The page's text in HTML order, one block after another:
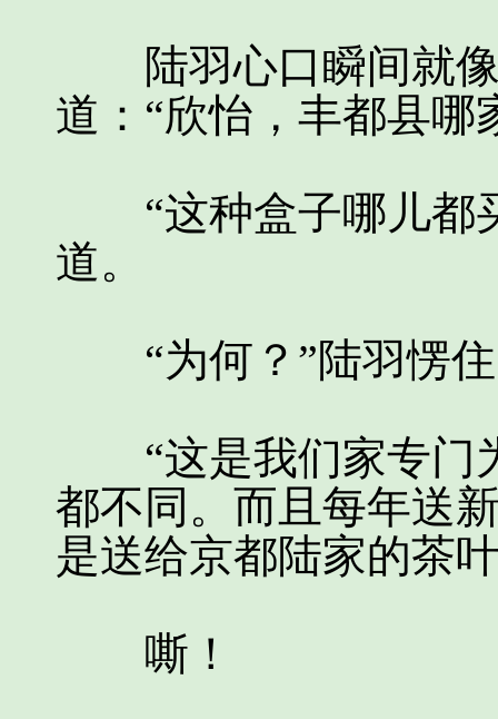
陆羽心口瞬间就像
道：“欣怡，丰都县哪
“这种盒子哪儿都
道。
“为何？”陆羽愣
“这是我们家专门
都不同。而且每年送
是送给京都陆家的茶
嘶！